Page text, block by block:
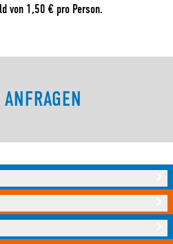
von 1,50 € pro Person.